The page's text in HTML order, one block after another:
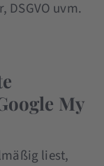
DSGVO uvm.
My
liest,